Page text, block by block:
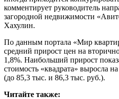
комментирует руководитель
загородной недвижимости
Хахулин.
По данным портала «Мир
средний прирост цен на
1,8%. Наибольший прирост
стоимость «квадрата» выросла
(до 85,3 тыс. и 86,3 тыс. руб.).
Читайте также: